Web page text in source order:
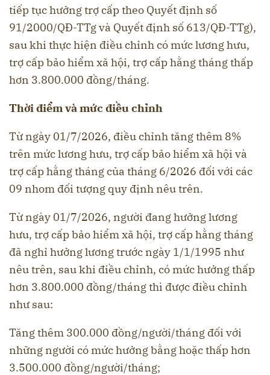
tiếp tục hưởng trợ cấp theo Quyết định số
91/2000/QĐ-TTg và Quyết định số 613/QĐ-TTg),
sau khi thực hiện điều chỉnh có mức lương hưu,
trợ cấp bảo hiểm xã hội, trợ cấp hằng tháng thấp
hơn 3.800.000 đồng/tháng.
Thời điểm và mức điều chỉnh
Từ ngày 01/7/2026, điều chỉnh tăng thêm 8%
trên mức lương hưu, trợ cấp bảo hiểm xã hội và
trợ cấp hằng tháng của tháng 6/2026 đối với các
09 nhom đối tượng quy định nêu trên.
Từ ngày 01/7/2026, người đang hưởng lương
hưu, trợ cấp bảo hiểm xã hội, trợ cấp hằng tháng
đã nghỉ hưởng lương trước ngày 1/1/1995 như
nêu trên, sau khi điều chỉnh, có mức hưởng thấp
hơn 3.800.000 đồng/tháng thì được điều chỉnh
như sau:
Tăng thêm 300.000 đồng/người/tháng đối với
những người có mức hưởng bằng hoặc thấp hơn
3.500.000 đồng/người/tháng;